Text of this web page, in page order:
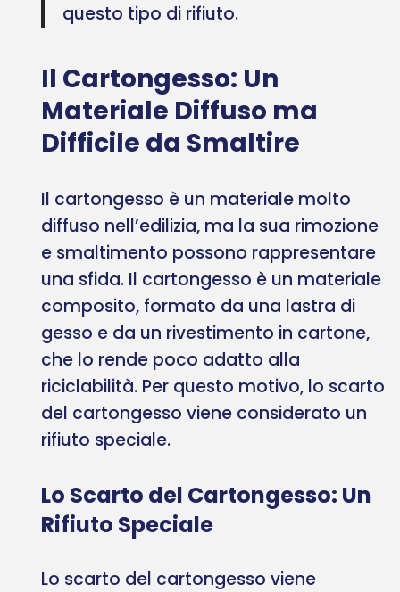
questo tipo di rifiuto.
Il Cartongesso: Un
Materiale Diffuso ma
Difficile da Smaltire
Il cartongesso è un materiale molto
diffuso nell’edilizia, ma la sua rimozione
e smaltimento possono rappresentare
una sfida. Il cartongesso è un materiale
composito, formato da una lastra di
gesso e da un rivestimento in cartone,
che lo rende poco adatto alla
riciclabilità. Per questo motivo, lo scarto
del cartongesso viene considerato un
rifiuto speciale.
Lo Scarto del Cartongesso: Un
Rifiuto Speciale
Lo scarto del cartongesso viene